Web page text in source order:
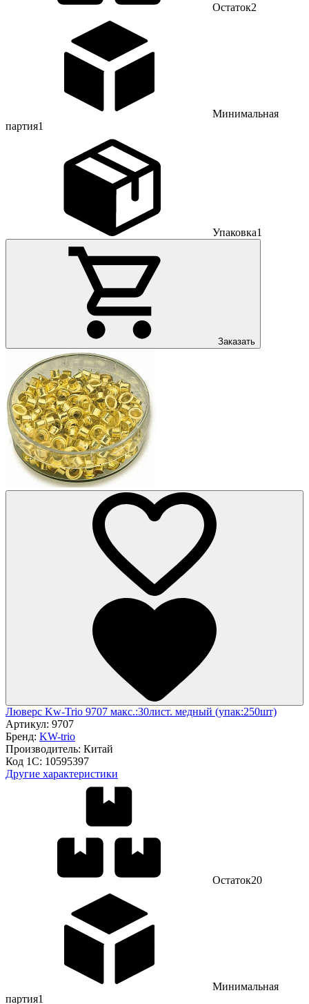
Остаток2
Минимальная
партия1
Упаковка1
Заказать
Люверс Kw-Trio 9707 макс.:30лист. медный (упак:250шт)
Артикул: 9707
Бренд: KW-trio
Производитель: Китай
Код 1С: 10595397
Другие характеристики
Остаток20
Минимальная
партия1